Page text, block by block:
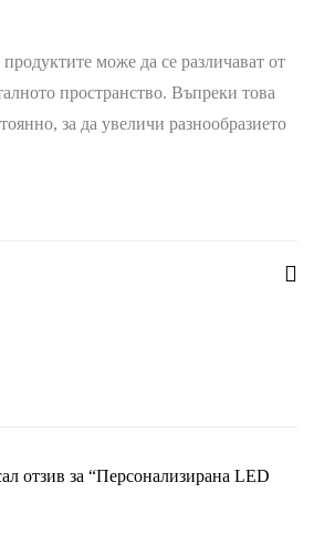
може да се различават от
пространство. Въпреки това
за да увеличи разнообразието
отзив за “Персонализирана LED